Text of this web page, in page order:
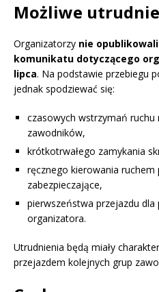
Możliwe
Organizatorzy nie
komunikatu dotyczącego
lipca. Na podstawie przebiegu
jednak spodziewać się:
czasowych wstrzymań ruchu
zawodników,
krótkotrwałego zamykania
ręcznego kierowania ruchem
zabezpieczające,
pierwszeństwa przejazdu
organizatora.
Utrudnienia będą miały
przejazdem kolejnych grup